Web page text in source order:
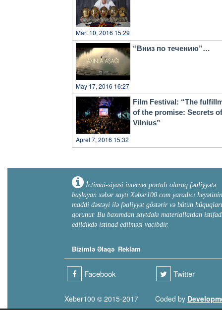
Mart 10, 2016 15:29
“Вниз по течению”…
May 17, 2016 16:27
Film Festival: “The
of the promise: Secrets of
Vilnius”
Aprel 7, 2016 15:32
İctimai-siyasi internet portalı olaraq fəaliyyətə
başlayan xəbər saytı Xəbər100.com yaradıcı heyətinin
maddi dəstəyi ilə fəaliyyət göstərir və bütün hüquqları
qorunur. Bu baxımdan saytdakı materiallardan
edildikdə istinad edilməsi vacibdir.
Bizimlə Əlaqə Reklam
Facebook Twitter
Xeber100 © 2015-2017 Coded by